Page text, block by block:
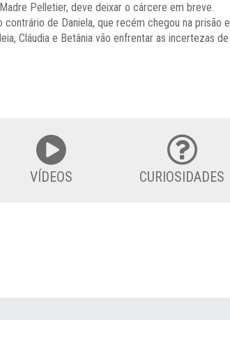
Pelletier, deve deixar o cárcere em breve.
de Daniela, que recém chegou na prisão e
Cláudia e Betânia vão enfrentar as incertezas de
VÍDEOS CURIOSIDADES